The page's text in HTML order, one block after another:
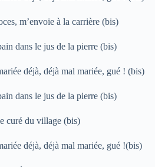
m’envoie à la carrière (bis)
dans le jus de la pierre (bis)
déjà, déjà mal mariée, gué ! (bis)
dans le jus de la pierre (bis)
curé du village (bis)
déjà, déjà mal mariée, gué !(bis)